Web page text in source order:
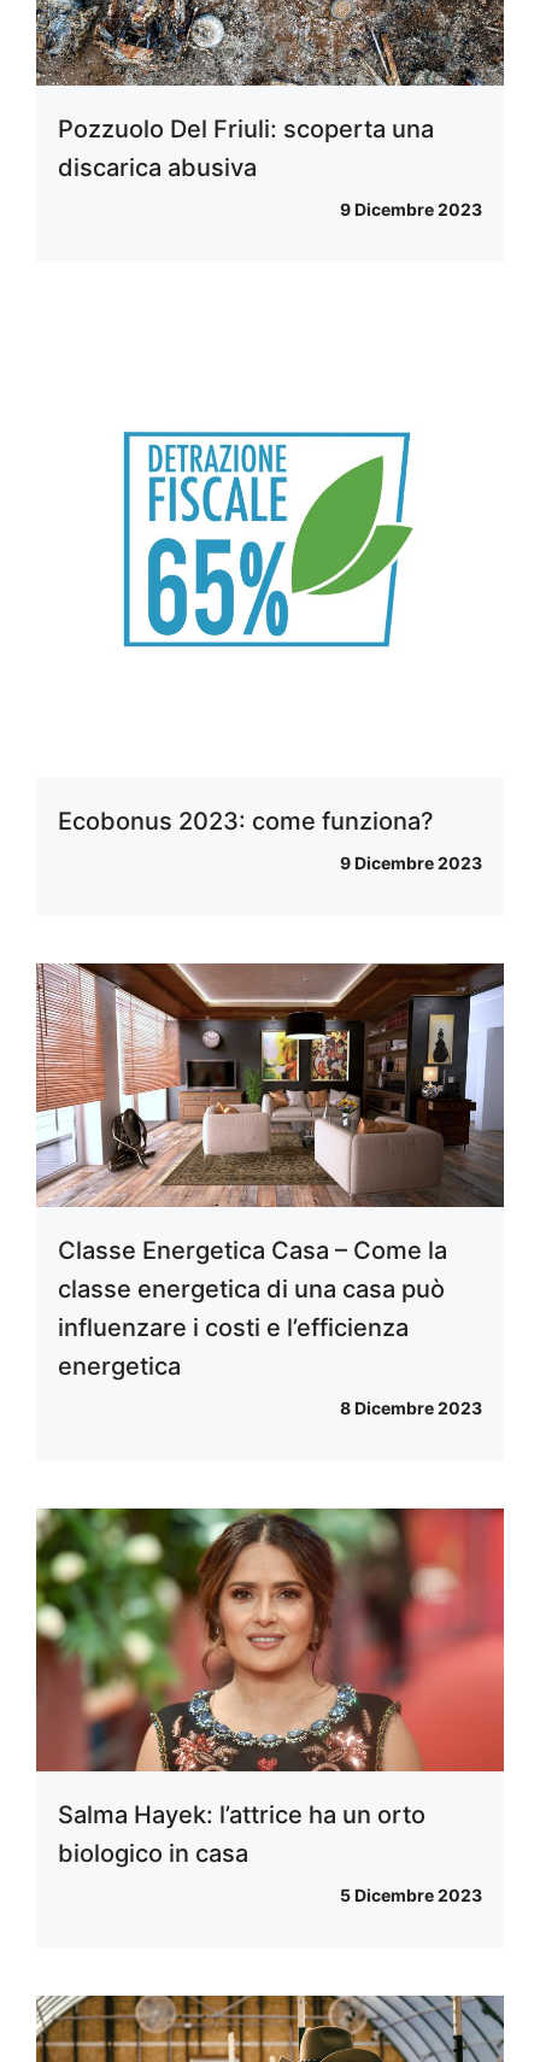
Pozzuolo Del Friuli: scoperta una
discarica abusiva
9 Dicembre 2023
Ecobonus 2023: come funziona?
9 Dicembre 2023
Classe Energetica Casa – Come la
classe energetica di una casa può
influenzare i costi e l’efficienza
energetica
8 Dicembre 2023
Salma Hayek: l’attrice ha un orto
biologico in casa
5 Dicembre 2023